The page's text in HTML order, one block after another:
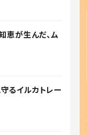
恵が生んだ、ム
るイルカトレー